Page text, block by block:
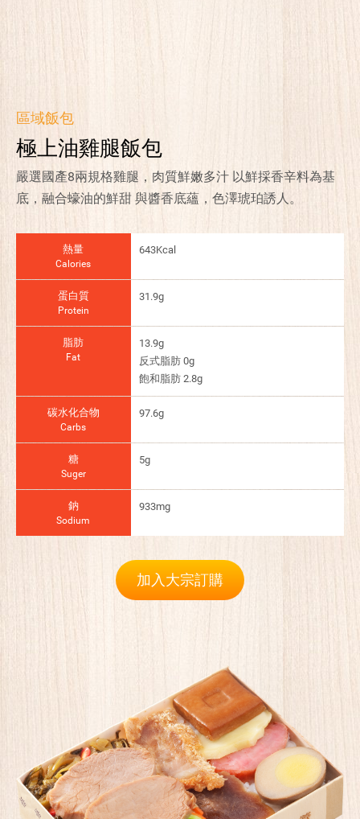
區域飯包
極上油雞腿飯包
嚴選國產8兩規格雞腿，肉質鮮嫩多汁 以鮮採香辛料為基
底，融合蠔油的鮮甜 與醬香底蘊，色澤琥珀誘人。
熱量
Calories
643Kcal
蛋白質
Protein
31.9g
脂肪
Fat
13.9g
反式脂肪 0g
飽和脂肪 2.8g
碳水化合物
Carbs
97.6g
糖
Suger
5g
鈉
Sodium
933mg
加入大宗訂購